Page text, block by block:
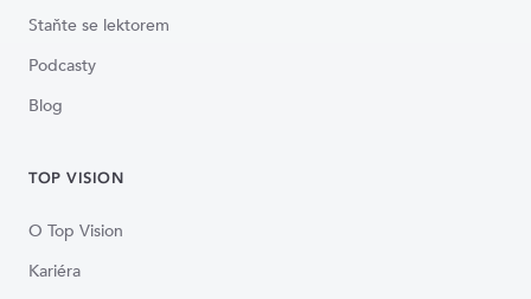
Staňte se lektorem
Podcasty
Blog
TOP VISION
O Top Vision
Kariéra